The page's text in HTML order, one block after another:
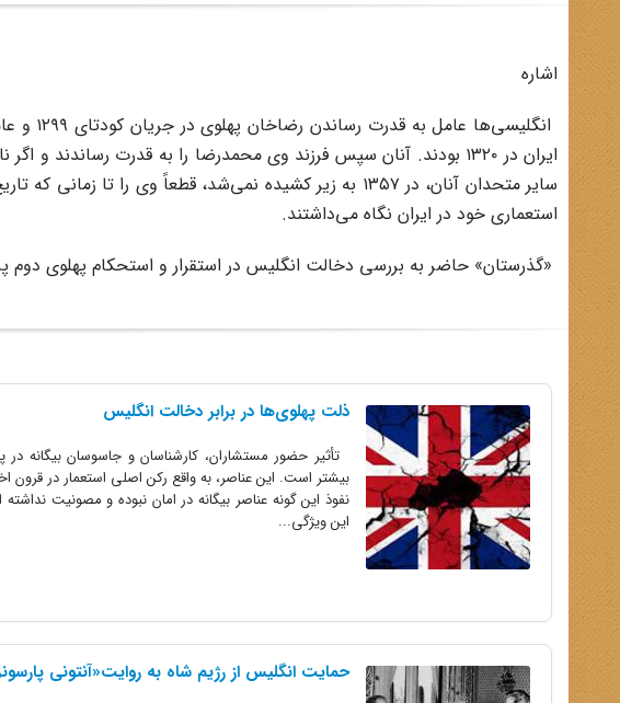
اشاره
ایران در ۱۳۲۰ بودند. آنان سپس فرزند وی محمدرضا را به قدرت
سایر متحدان آنان، در ۱۳۵۷ به زیر کشیده نمی‌شد، قطعاً وی
استعماری خود در ایران نگاه می‌داشتند.
«گذرستان» حاضر به بررسی دخالت انگلیس در استقرار و استحکام پهلوی دوم
ذلت پهلوی‌ها در برابر دخالت انگلیس
تأثیر حضور مستشاران، کارشناسان و جاسوسان بیگانه
بیشتر است. این عناصر، به واقع رکن اصلی استعمار در قرون
نفوذ این گونه عناصر بیگانه در امان نبوده و مصونیت
این ویژگی...
حمایت انگلیس از رژیم شاه به روایت«آنتونی